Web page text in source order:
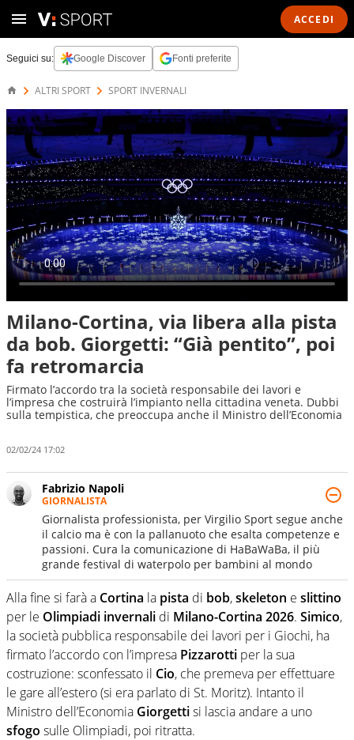
ACCEDI
Seguici su: Google Discover Fonti preferite
ALTRI SPORT SPORT INVERNALI
Milano-Cortina, via libera alla pista
da bob. Giorgetti: “Già pentito”, poi
fa retromarcia
Firmato l’accordo tra la società responsabile dei lavori e
l’impresa che costruirà l’impianto nella cittadina veneta. Dubbi
sulla tempistica, che preoccupa anche il Ministro dell’Economia
02/02/24 17:02
Fabrizio Napoli
GIORNALISTA
Giornalista professionista, per Virgilio Sport segue anche
il calcio ma è con la pallanuoto che esalta competenze e
passioni. Cura la comunicazione di HaBaWaBa, il più
grande festival di waterpolo per bambini al mondo
Alla fine si farà a Cortina la pista di bob,skeleton e slittino
per le Olimpiadi invernali di Milano-Cortina 2026. Simico,
la società pubblica responsabile dei lavori per i Giochi, ha
firmato l’accordo con l’impresa Pizzarotti per la sua
costruzione: sconfessato il Cio, che premeva per effettuare
le gare all’estero (si era parlato di St. Moritz). Intanto il
Ministro dell’Economia Giorgettisi lascia andare a uno
sfogo sulle Olimpiadi, poi ritratta.